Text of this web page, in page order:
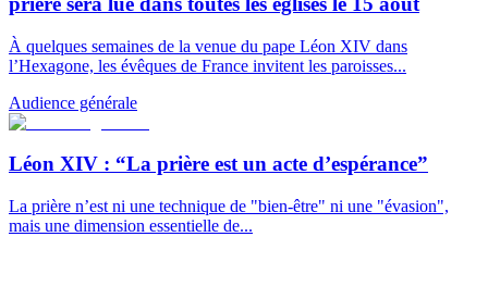
À quelques semaines de la venue du pape Léon XIV dans
l’Hexagone, les évêques de France invitent les paroisses...
Audience générale
Léon XIV : “La prière est un acte d’espérance”
La prière n’est ni une technique de "bien-être" ni une "évasion",
mais une dimension essentielle de...